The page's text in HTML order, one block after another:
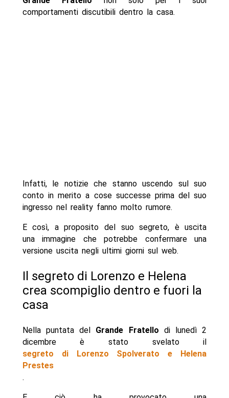
comportamenti discutibili dentro la casa.
Infatti, le notizie che stanno uscendo sul suo
conto in merito a cose successe prima del suo
ingresso nel reality fanno molto rumore.
E così, a proposito del suo segreto, è uscita
una immagine che potrebbe confermare una
versione uscita negli ultimi giorni sul web.
Il segreto di Lorenzo e Helena
crea scompiglio dentro e fuori la
casa
Nella puntata del Grande Fratello di lunedì 2
dicembre è stato svelato il
segreto di Lorenzo Spolverato e Helena
Prestes
.